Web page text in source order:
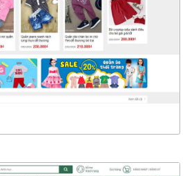
CHI TIẾT
XEM THỰC TẾ